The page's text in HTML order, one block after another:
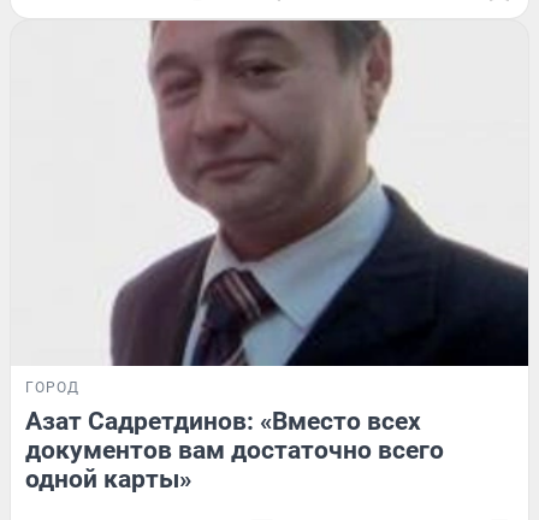
ГОРОД
Азат Садретдинов: «Вместо всех
документов вам достаточно всего
одной карты»